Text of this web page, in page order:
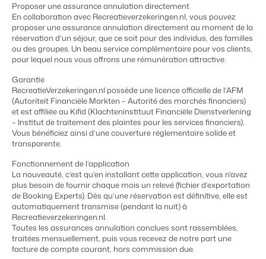
Gestion des canaux de distribution
Diffusez votre inventaire sur plusieurs canaux.
App Store
Intégrez vos applications et outils préférés.
Gestion des propriétaires
Offrez la transparence que les propriétaires méritent.
Passez à l'action
Prêt à adopter la croissance ?
BEX CMS
Site web
Donnez vie à votre marque grâce à notre créateur de site.
Organismes de location de vacances
Chaînes hôtelières et marques indépendantes multiples.
Promoteurs immobiliers touristiques
Développement de projets immobiliers.
Hôtels
Chambres d'hôtel, appartements, chambres d'hôtes et pensions.
Services de conciergerie et gestion locative
Témoignages
Témoignages de nos clients.
Entrez en contact avec nous
Customer Success
Obtenez des réponses à vos questions.
Passez à l'action
Prêt à adopter la croissance ?
Développeurs
Construisez votre solution avec notre API ouverte.
Partenaires
Rejoignez-nous dans notre aventure pour transformer l'industrie
de l'hospitalité.
BEX PMS
Gestion du contenu
Des connections pour tous les CMS
Gestion des installations
Automatisez et simplifiez vos processus
Gestion des revenus
Conformité
Des applications pour rester conforme aux réglementations en
vigueur
Comptabilité
Gardez vos comptes à jour
Systèmes POS
Connectez vos points de vente à votre PMS
Communications
Prenez le contrôle de la communication client
Systèmes énergétiques
Mesurez votre consommation grâce à des compteurs connectés
Proposer une assurance annulation directement
En collaboration avec Recreatieverzekeringen.nl, vous pouvez
proposer une assurance annulation directement au moment de la
réservation d’un séjour, que ce soit pour des individus, des familles
ou des groupes. Un beau service complémentaire pour vos clients,
pour lequel nous vous offrons une rémunération attractive.
Garantie
RecreatieVerzekeringen.nl possède une licence officielle de l’AFM
(Autoriteit Financiële Markten – Autorité des marchés financiers)
et est affiliée au Kifid (Klachteninstituut Financiële Dienstverlening
– Institut de traitement des plaintes pour les services financiers).
Vous bénéficiez ainsi d’une couverture réglementaire solide et
transparente.
Fonctionnement de l’application
La nouveauté, c’est qu’en installant cette application, vous n’avez
plus besoin de fournir chaque mois un relevé (fichier d’exportation
de Booking Experts). Dès qu’une réservation est définitive, elle est
automatiquement transmise (pendant la nuit) à
Recreatieverzekeringen.nl.
Toutes les assurances annulation conclues sont rassemblées,
traitées mensuellement, puis vous recevez de notre part une
facture de compte courant, hors commission due.